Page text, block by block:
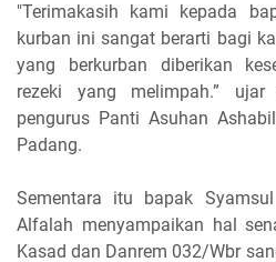
"Terimakasih kami kepada
kurban ini sangat berarti bagi
yang berkurban diberikan
rezeki yang melimpah.”
pengurus Panti Asuhan
Padang.
Sementara itu bapak
Alfalah menyampaikan hal
Kasad dan Danrem 032/Wbr